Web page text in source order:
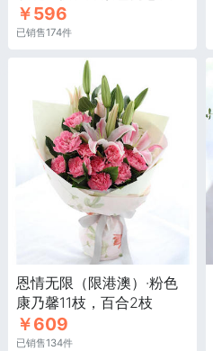
0.3扎
￥596
已销售174件
恩情无限（限港澳）·粉色
康乃馨11枝，百合2枝
￥609
已销售134件